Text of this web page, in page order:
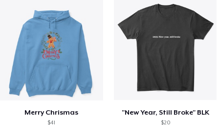
Merry Chrismas
$41
"New Year, Still Broke" BLK
$20